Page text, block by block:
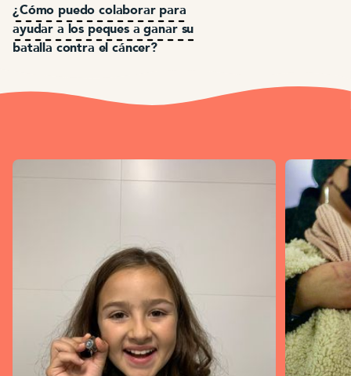
¿Cómo puedo colaborar para
ayudar a los peques a ganar su
batalla contra el cáncer?